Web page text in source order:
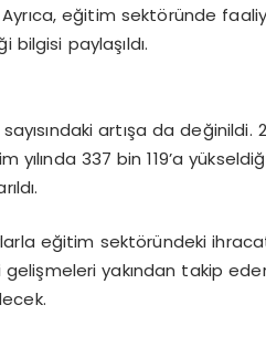
Ayrıca, eğitim sektöründe
bilgisi paylaşıldı.
artışa da değinildi.
yılında 337 bin 119’a
eğitim sektöründeki
gelişmeleri yakından takip